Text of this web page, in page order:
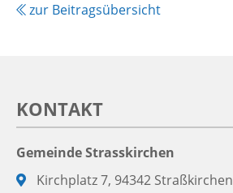
zur Beitragsübersicht
KONTAKT
Gemeinde Strasskirchen
Adresse:
Kirchplatz 7, 94342 Straßkirchen